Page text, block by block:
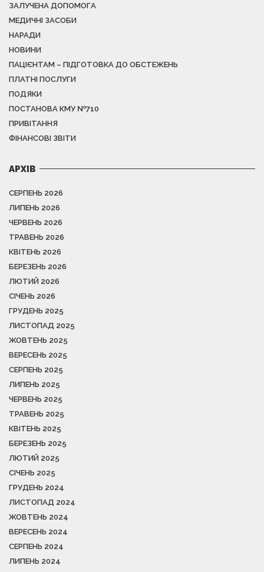
ЗАЛУЧЕНА ДОПОМОГА
МЕДИЧНІ ЗАСОБИ
НАРАДИ
НОВИНИ
ПАЦІЄНТАМ – ПІДГОТОВКА ДО ОБСТЕЖЕНЬ
ПЛАТНІ ПОСЛУГИ
ПОДЯКИ
ПОСТАНОВА КМУ №710
ПРИВІТАННЯ
ФІНАНСОВІ ЗВІТИ
АРХІВ
СЕРПЕНЬ 2026
ЛИПЕНЬ 2026
ЧЕРВЕНЬ 2026
ТРАВЕНЬ 2026
КВІТЕНЬ 2026
БЕРЕЗЕНЬ 2026
ЛЮТИЙ 2026
СІЧЕНЬ 2026
ГРУДЕНЬ 2025
ЛИСТОПАД 2025
ЖОВТЕНЬ 2025
ВЕРЕСЕНЬ 2025
СЕРПЕНЬ 2025
ЛИПЕНЬ 2025
ЧЕРВЕНЬ 2025
ТРАВЕНЬ 2025
КВІТЕНЬ 2025
БЕРЕЗЕНЬ 2025
ЛЮТИЙ 2025
СІЧЕНЬ 2025
ГРУДЕНЬ 2024
ЛИСТОПАД 2024
ЖОВТЕНЬ 2024
ВЕРЕСЕНЬ 2024
СЕРПЕНЬ 2024
ЛИПЕНЬ 2024